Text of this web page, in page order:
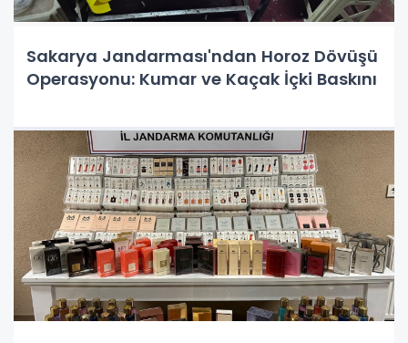
Sakarya Jandarması'ndan Horoz Dövüşü
Operasyonu: Kumar ve Kaçak İçki Baskını